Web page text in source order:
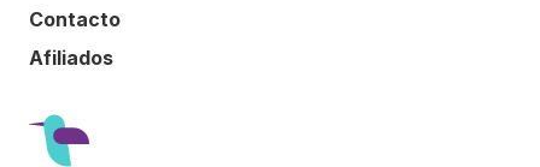
Contacto
Afiliados